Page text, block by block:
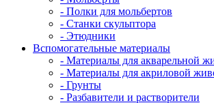
- Полки для мольбертов
- Станки скульптора
- Этюдники
Вспомогательные материалы
- Материалы для акварельной
- Материалы для акриловой
- Грунты
- Разбавители и растворители